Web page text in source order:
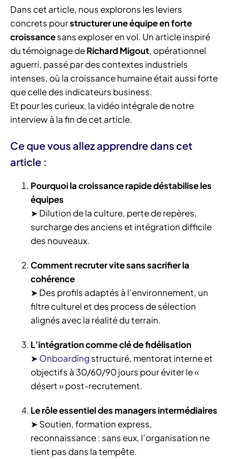
Dans cet article, nous explorons les leviers
concrets pourstructurer une équipe en forte
croissancesans exploser en vol. Un article inspiré
du témoignage deRichard Migout, opérationnel
aguerri, passé par des contextes industriels
intenses, où la croissance humaine était aussi forte
que celle des indicateurs business.
Et pour les curieux, la vidéo intégrale de notre
interview à la fin de cet article.
Ce que vous allez apprendre dans cet
article :
Pourquoi la croissance rapide déstabilise les
équipes
➤ Dilution de la culture, perte de repères,
surcharge des anciens et intégration difficile
des nouveaux.
Comment recruter vite sans sacrifier la
cohérence
➤ Des profils adaptés à l’environnement, un
filtre culturel et des process de sélection
alignés avec la réalité du terrain.
L’intégration comme clé de fidélisation
➤ Onboarding structuré, mentorat interne et
objectifs à 30/60/90 jours pour éviter le «
désert » post-recrutement.
Le rôle essentiel des managers intermédiaires
➤ Soutien, formation express,
reconnaissance : sans eux, l’organisation ne
tient pas dans la tempête.